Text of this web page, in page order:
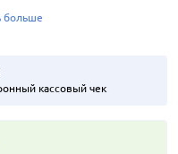
больше
кассовый чек